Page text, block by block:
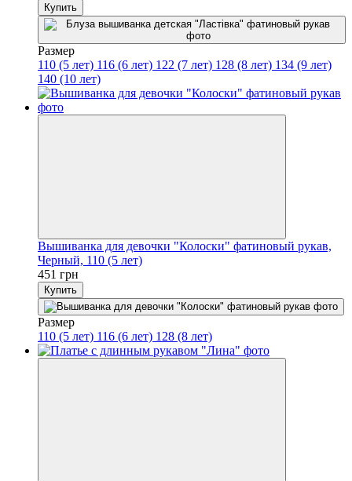
Купить
Размер
110 (5 лет) 116 (6 лет) 122 (7 лет) 128 (8 лет) 134 (9 лет)
140 (10 лет)
Вышиванка для девочки "Колоски" фатиновый рукав,
Черный, 110 (5 лет)
451 грн
Купить
Размер
110 (5 лет) 116 (6 лет) 128 (8 лет)